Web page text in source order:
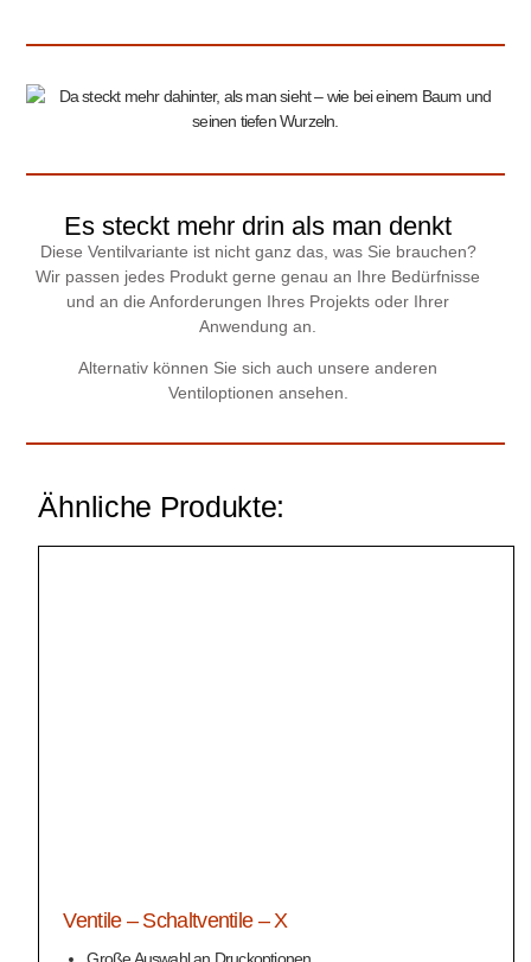
Es steckt mehr drin als man denkt
Diese Ventilvariante ist nicht ganz das, was Sie brauchen?
Wir passen jedes Produkt gerne genau an Ihre Bedürfnisse
und an die Anforderungen Ihres Projekts oder Ihrer
Anwendung an.
Alternativ können Sie sich auch unsere anderen
Ventiloptionen ansehen.
Ähnliche Produkte:
Ventile – Schaltventile – X